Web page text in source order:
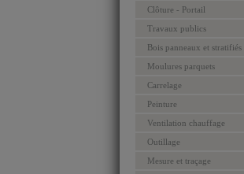
Clôture - Portail
Travaux publics
Bois panneaux et stratifiés
Moulures parquets
Carrelage
Peinture
Ventilation chauffage
Outillage
Mesure et traçage